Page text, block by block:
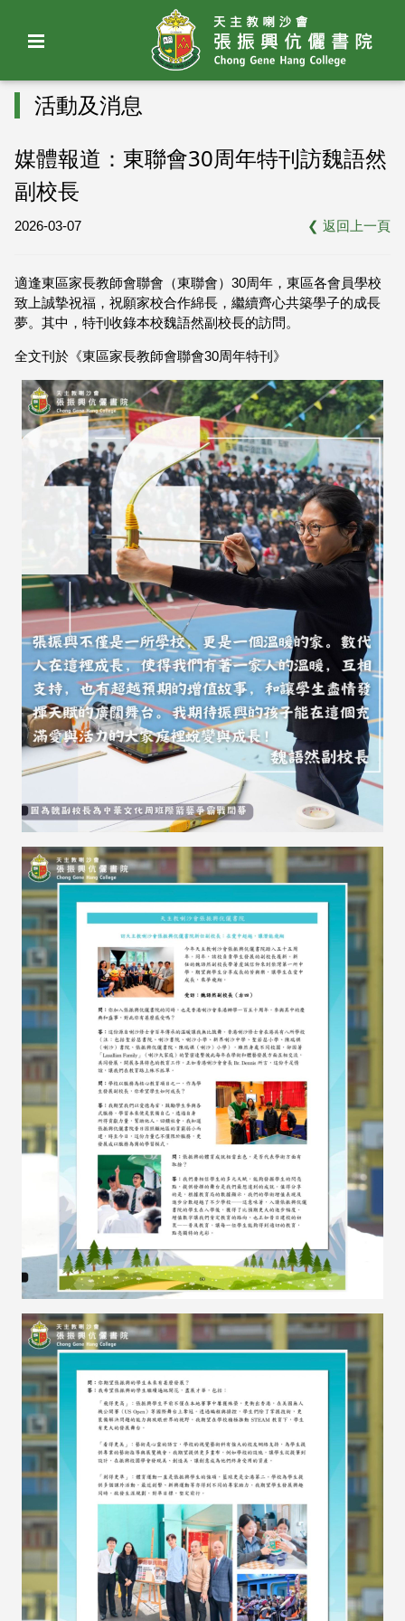
活動及消息
媒體報道：東聯會30周年特刊訪魏語然
副校長
2026-03-07 ❮ 返回上一頁
適逢東區家長教師會聯會（東聯會）30周年，東區各會員學校
致上誠摯祝福，祝願家校合作綿長，繼續齊心共築學子的成長
夢。其中，特刊收錄本校魏語然副校長的訪問。
全文刊於《東區家長教師會聯會30周年特刊》